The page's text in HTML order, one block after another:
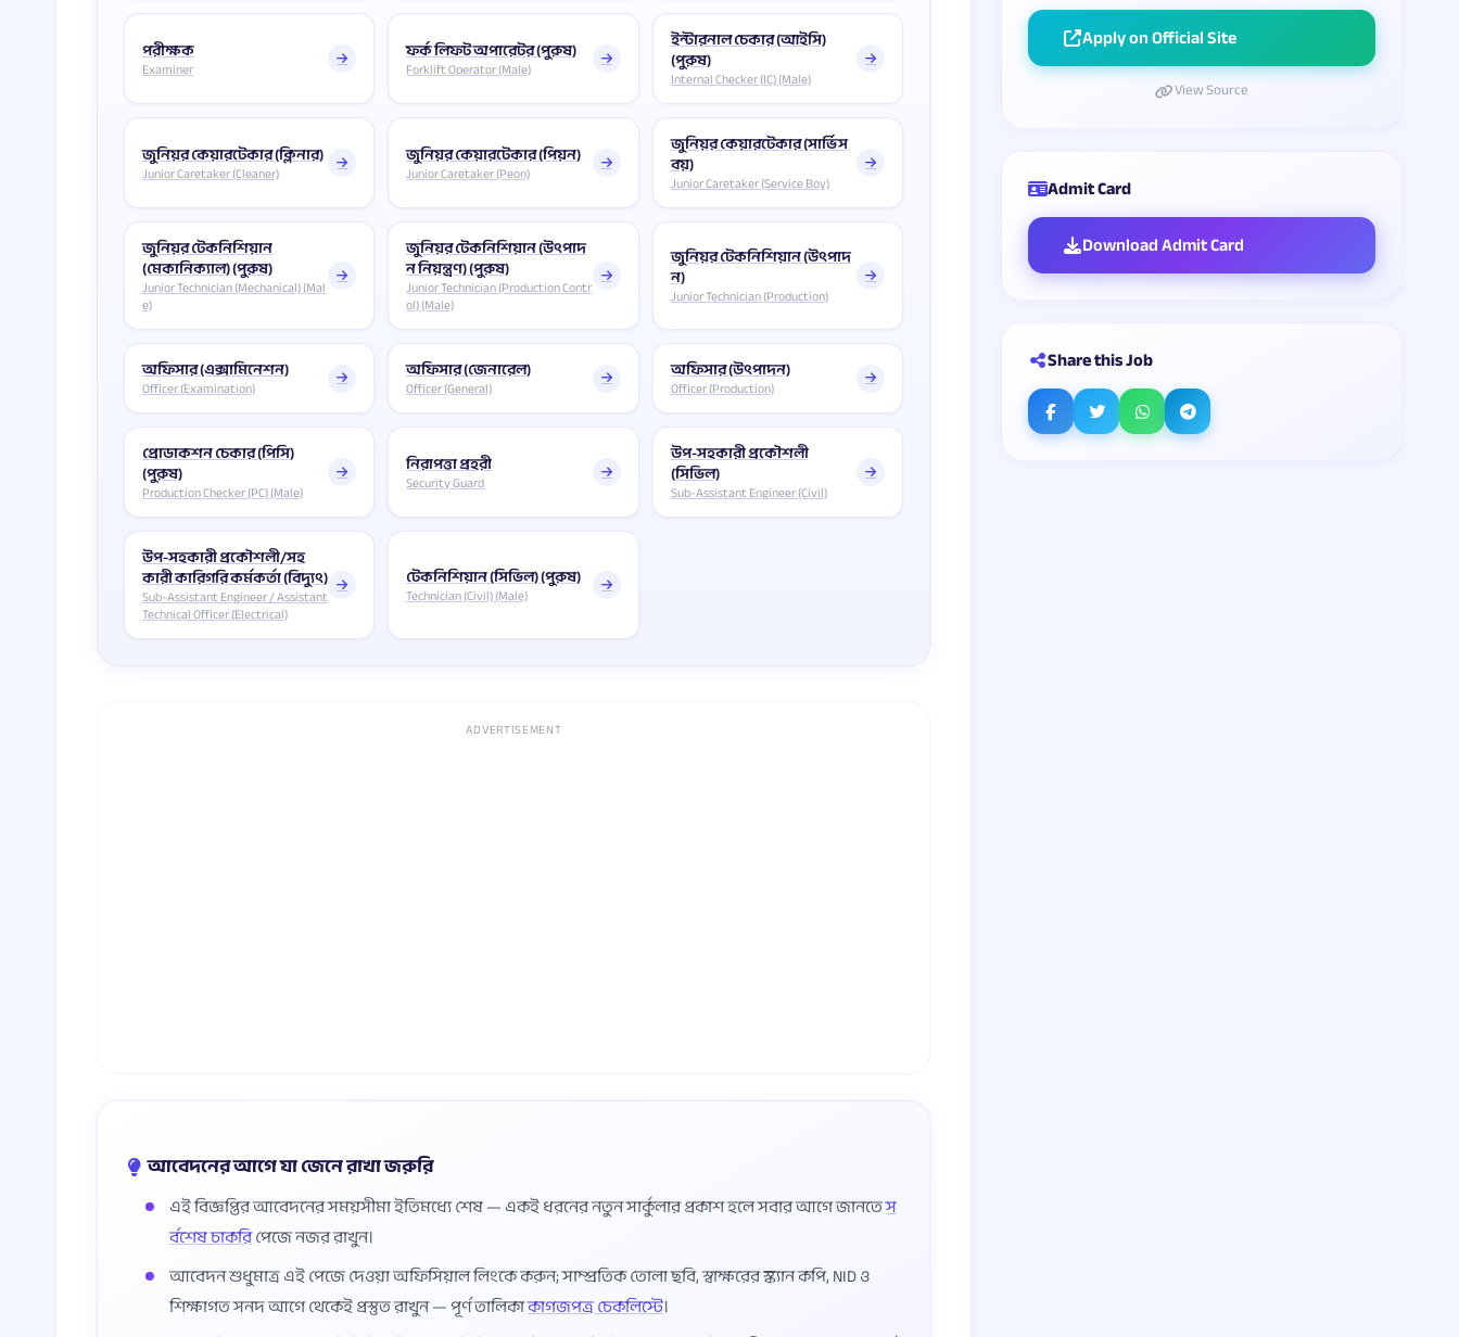
পরীক্ষক
Examiner
ফর্ক লিফট অপারেটর (পুরুষ)
Forklift Operator (Male)
ইন্টারনাল চেকার (আইসি)
(পুরুষ)
Internal Checker (IC) (Male)
জুনিয়র কেয়ারটেকার (ক্লিনার)
Junior Caretaker (Cleaner)
জুনিয়র কেয়ারটেকার (পিয়ন)
Junior Caretaker (Peon)
জুনিয়র কেয়ারটেকার (সার্ভিস
বয়)
Junior Caretaker (Service Boy)
জুনিয়র টেকনিশিয়ান
(মেকানিক্যাল) (পুরুষ)
Junior Technician (Mechanical) (Mal
e)
জুনিয়র টেকনিশিয়ান (উৎপাদ
ন নিয়ন্ত্রণ) (পুরুষ)
Junior Technician (Production Contr
ol) (Male)
জুনিয়র টেকনিশিয়ান (উৎপাদ
ন)
Junior Technician (Production)
অফিসার (এক্সামিনেশন)
Officer (Examination)
অফিসার (জেনারেল)
Officer (General)
অফিসার (উৎপাদন)
Officer (Production)
প্রোডাকশন চেকার (পিসি)
(পুরুষ)
Production Checker (PC) (Male)
নিরাপত্তা প্রহরী
Security Guard
উপ-সহকারী প্রকৌশলী
(সিভিল)
Sub-Assistant Engineer (Civil)
উপ-সহকারী প্রকৌশলী/সহ
কারী কারিগরি কর্মকর্তা (বিদ্যুৎ)
Sub-Assistant Engineer / Assistant
Technical Officer (Electrical)
টেকনিশিয়ান (সিভিল) (পুরুষ)
Technician (Civil) (Male)
ADVERTISEMENT
আবেদনের আগে যা জেনে রাখা জরুরি
এই বিজ্ঞপ্তির আবেদনের সময়সীমা ইতিমধ্যে শেষ — একই ধরনের নতুন সার্কুলার প্রকাশ হলে সবার আগে জানতেস
র্বশেষ চাকরিপেজে নজর রাখুন।
আবেদন শুধুমাত্র এই পেজে দেওয়া অফিসিয়াল লিংকে করুন; সাম্প্রতিক তোলা ছবি, স্বাক্ষরের স্ক্যান কপি, NID ও
শিক্ষাগত সনদ আগে থেকেই প্রস্তুত রাখুন — পূর্ণ তালিকাকাগজপত্র চেকলিস্টে।
Apply on Official Site
View Source
Admit Card
Download Admit Card
Share this Job